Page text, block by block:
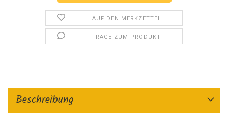
AUF DEN MERKZETTEL
FRAGE ZUM PRODUKT
Beschreibung